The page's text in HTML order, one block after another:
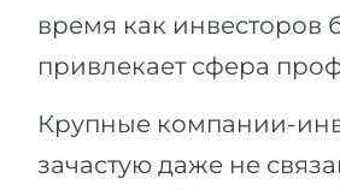
время как инвесторов
привлекает сфера
Крупные компании-
зачастую даже не